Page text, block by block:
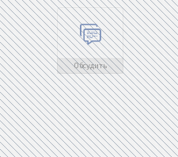
Обсудить